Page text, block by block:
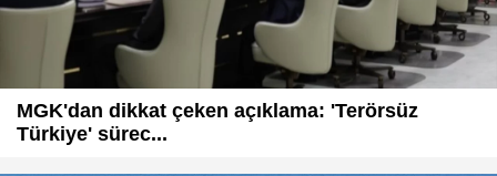
MGK'dan dikkat çeken açıklama: 'Terörsüz
Türkiye' sürec...